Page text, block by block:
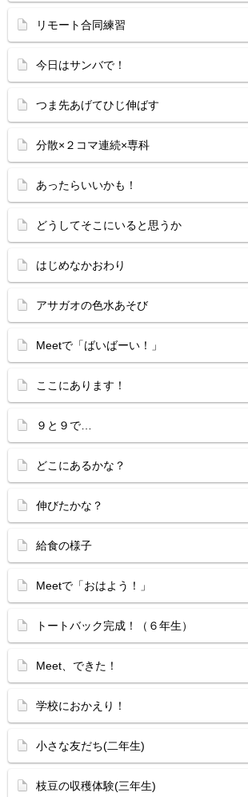
リモート合同練習
今日はサンバで！
つま先あげてひじ伸ばす
分散×２コマ連続×専科
あったらいいかも！
どうしてそこにいると思うか
はじめなかおわり
アサガオの色水あそび
Meetで「ばいばーい！」
ここにあります！
９と９で…
どこにあるかな？
伸びたかな？
給食の様子
Meetで「おはよう！」
トートバック完成！（６年生）
Meet、できた！
学校におかえり！
小さな友だち(二年生)
枝豆の収穫体験(三年生)